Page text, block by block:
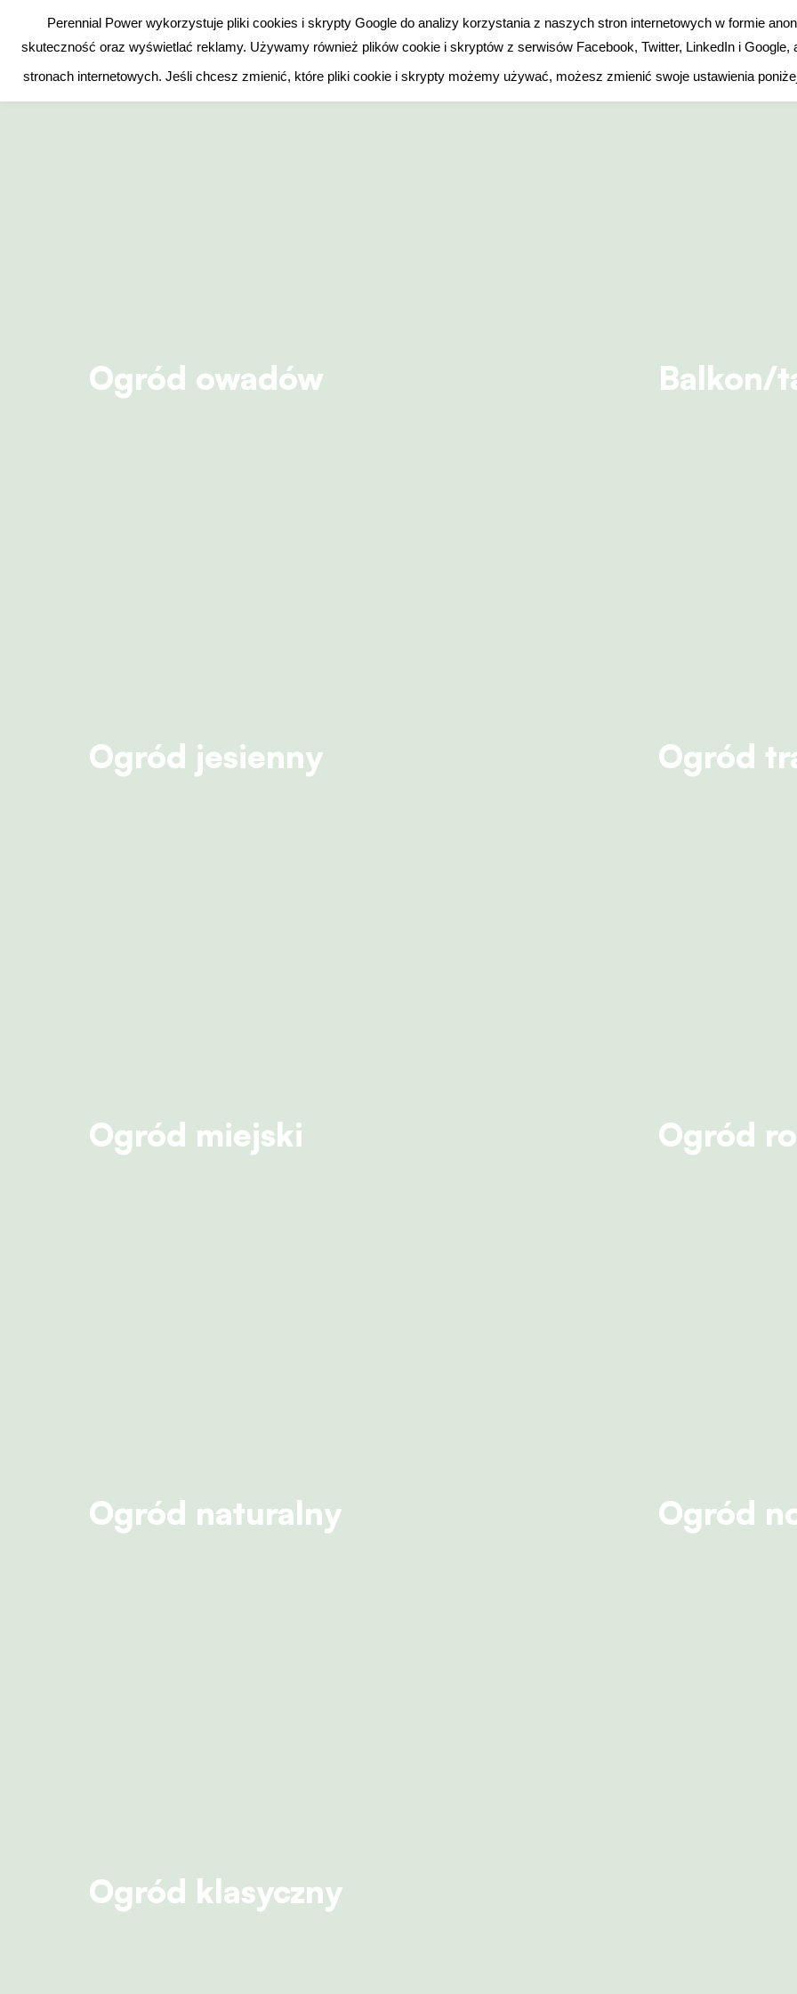
treści
Ucz się i rozwijaj Ogrodowe inspiracje Odkryj rośliny Rozmowa o
Ogród owadów Balkon/
Ogród jesienny Ogród
Ogród miejski Ogród
Ogród naturalny Ogród
Ogród klasyczny
Perennial Power wykorzystuje pliki cookies i skrypty Google do analizy korzystania z naszych stron internetowych w formie
skuteczność oraz wyświetlać reklamy. Używamy również plików cookie i skryptów z serwisów Facebook, Twitter, LinkedIn i
stronach internetowych. Jeśli chcesz zmienić, które pliki cookie i skrypty możemy używać, możesz zmienić swoje ustawienia